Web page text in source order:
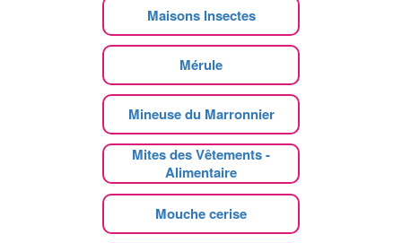
Maisons Insectes
Mérule
Mineuse du Marronnier
Mites des Vêtements -
Alimentaire
Mouche cerise